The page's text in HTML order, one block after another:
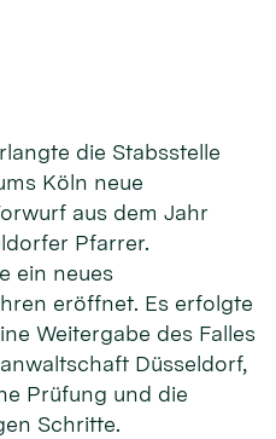
die Stabsstelle
Köln neue
aus dem Jahr
Pfarrer.
ein neues
eröffnet. Es erfolgte
Weitergabe des Falles
Düsseldorf,
Prüfung und die
Schritte.